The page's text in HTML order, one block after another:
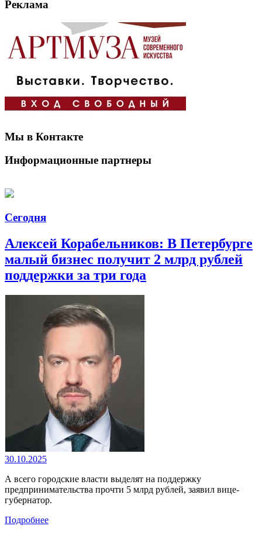
Реклама
Мы в Контакте
Информационные партнеры
Сегодня
Алексей Корабельников: В Петербурге
малый бизнес получит 2 млрд рублей
поддержки за три года
30.10.2025
А всего городские власти выделят на поддержку
предпринимательства прочти 5 млрд рублей, заявил вице-
губернатор.
Подробнее